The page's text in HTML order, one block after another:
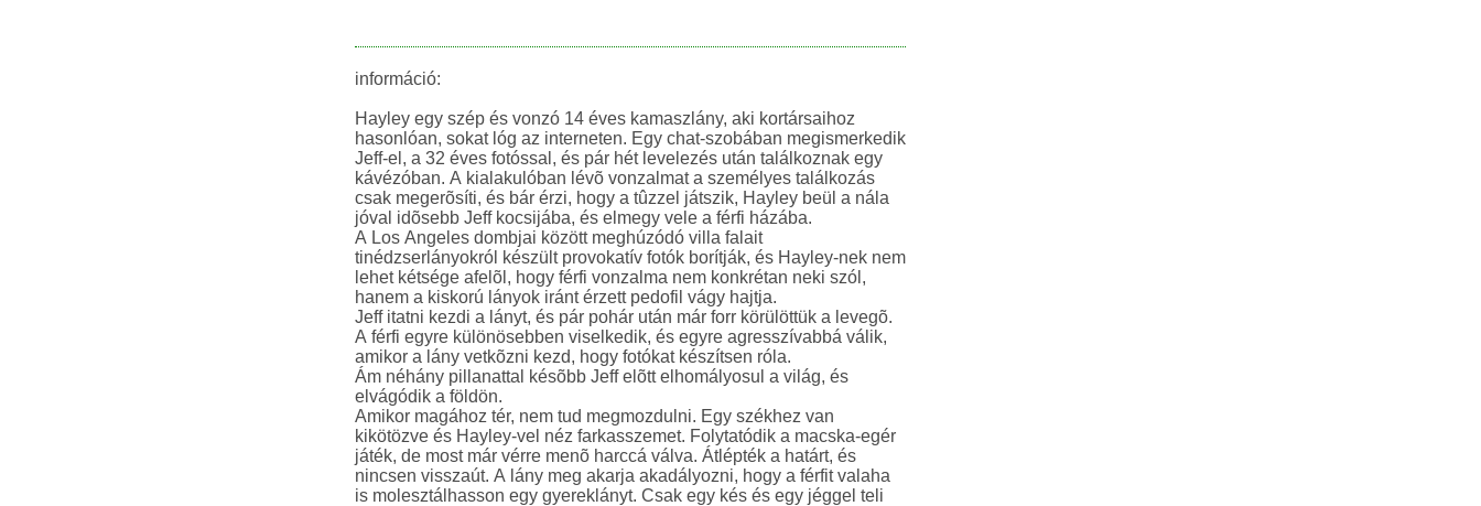
információ:
Hayley egy szép és vonzó 14 éves kamaszlány, aki kortársaihoz
hasonlóan, sokat lóg az interneten. Egy chat-szobában megismerkedik
Jeff-el, a 32 éves fotóssal, és pár hét levelezés után találkoznak egy
kávézóban. A kialakulóban lévõ vonzalmat a személyes találkozás
csak megerõsíti, és bár érzi, hogy a tûzzel játszik, Hayley beül a nála
jóval idõsebb Jeff kocsijába, és elmegy vele a férfi házába.
A Los Angeles dombjai között meghúzódó villa falait
tinédzserlányokról készült provokatív fotók borítják, és Hayley-nek nem
lehet kétsége afelõl, hogy férfi vonzalma nem konkrétan neki szól,
hanem a kiskorú lányok iránt érzett pedofil vágy hajtja.
Jeff itatni kezdi a lányt, és pár pohár után már forr körülöttük a levegõ.
A férfi egyre különösebben viselkedik, és egyre agresszívabbá válik,
amikor a lány vetkõzni kezd, hogy fotókat készítsen róla.
Ám néhány pillanattal késõbb Jeff elõtt elhomályosul a világ, és
elvágódik a földön.
Amikor magához tér, nem tud megmozdulni. Egy székhez van
kikötözve és Hayley-vel néz farkasszemet. Folytatódik a macska-egér
játék, de most már vérre menõ harccá válva. Átlépték a határt, és
nincsen visszaút. A lány meg akarja akadályozni, hogy a férfit valaha
is molesztálhasson egy gyereklányt. Csak egy kés és egy jéggel teli